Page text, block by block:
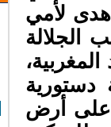
لأمي
الجلالة
على أرض